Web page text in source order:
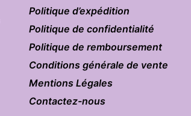
Politique d’expédition
Politique de confidentialité
Politique de remboursement
Conditions générale de vente
Mentions Légales
Contactez-nous